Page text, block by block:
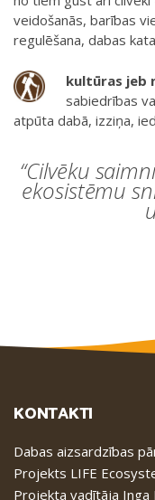
veidošanās, barības
regulēšana, dabas
kultūras jeb
sabiedrības
atpūta dabā, izziņa,
“Cilvēku
ekosistēmu
KONTAKTI
Dabas aizsardzības
Projekts LIFE
Projekta vadītāja Inga